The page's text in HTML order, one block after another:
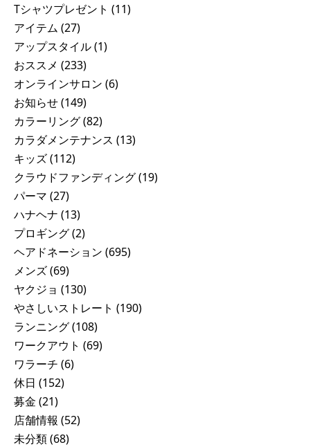
Tシャツプレゼント (11)
アイテム (27)
アップスタイル(1)
おススメ (233)
オンラインサロン (6)
お知らせ(149)
カラーリング(82)
カラダメンテナンス (13)
キッズ(112)
クラウドファンディング(19)
パーマ (27)
ハナヘナ (13)
プロギング(2)
ヘアドネーション (695)
メンズ(69)
ヤクジョ (130)
やさしいストレート (190)
ランニング(108)
ワークアウト (69)
ワラーチ (6)
休日 (152)
募金 (21)
店舗情報 (52)
未分類(68)